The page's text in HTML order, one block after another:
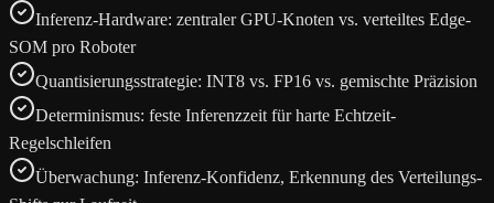
Inferenz-Hardware: zentraler GPU-Knoten vs. verteiltes Edge-
SOM pro Roboter
Quantisierungsstrategie: INT8 vs. FP16 vs. gemischte Präzision
Determinismus: feste Inferenzzeit für harte Echtzeit-
Regelschleifen
Überwachung: Inferenz-Konfidenz, Erkennung des Verteilungs-